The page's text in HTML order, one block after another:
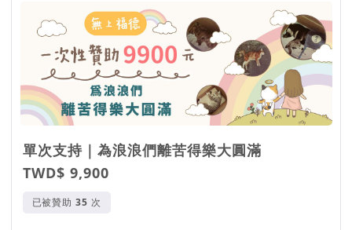
單次支持｜為浪浪們離苦得樂大圓滿
TWD$ 9,900
已被贊助 次